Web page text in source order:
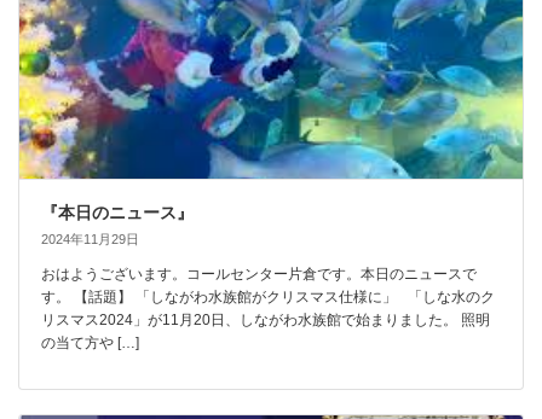
『本日のニュース』
2024年11月29日
おはようございます。コールセンター片倉です。本日のニュースで
す。 【話題】 「しながわ水族館がクリスマス仕様に」 「しな水のク
リスマス2024」が11月20日、しながわ水族館で始まりました。 照明
の当て方や […]